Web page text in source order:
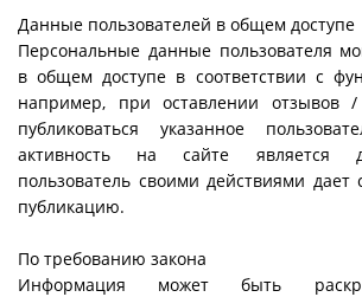
Данные пользователей в общем доступе
Персональные данные пользователя
в общем доступе в соответствии с
например, при оставлении отзывов
публиковаться указанное
активность на сайте является
пользователь своими действиями дает
публикацию.
По требованию закона
Информация может быть